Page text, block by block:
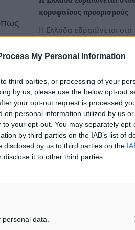
My Personal Information
third parties, or processing of your
by us, please use the below opt-out
your opt-out request is processed
on personal information utilized by us
your opt-out. You may separately
by third parties on the IAB’s list of
disclosed by us to third parties on the
disclose it to other third parties.
data.
κορυφαίους προορισμούς
Η Ελλάδα εδραιώνεται στο
δημοφιλέστερων
Κύμα αγανάκτησης–
καταυλισμοί στο κέντρο
- Τι δηλώνουν εκπρόσωποι
εμπορικού κόσμου, ο…
«Δεν αντέχεται αυτή η
αλλά τι να κάνουν κι αυτοί;